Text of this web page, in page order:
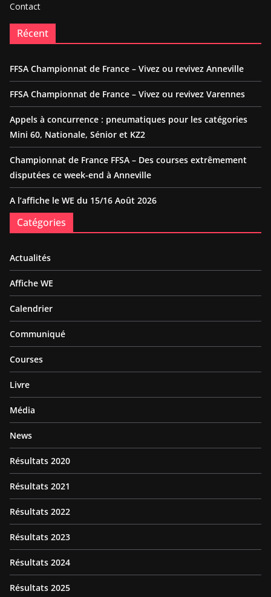
Contact
Récent
FFSA Championnat de France – Vivez ou revivez Anneville
FFSA Championnat de France – Vivez ou revivez Varennes
Appels à concurrence : pneumatiques pour les catégories
Mini 60, Nationale, Sénior et KZ2
Championnat de France FFSA – Des courses extrêmement
disputées ce week-end à Anneville
A l’affiche le WE du 15/16 Août 2026
Catégories
Actualités
Affiche WE
Calendrier
Communiqué
Courses
Livre
Média
News
Résultats 2020
Résultats 2021
Résultats 2022
Résultats 2023
Résultats 2024
Résultats 2025